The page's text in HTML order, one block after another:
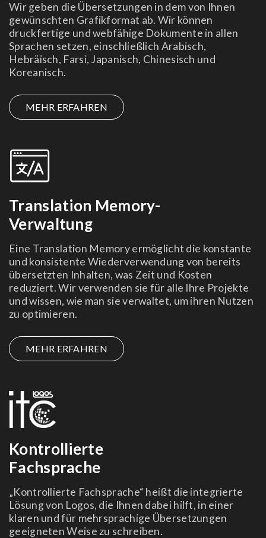
Wir geben die Übersetzungen in dem von Ihnen
gewünschten Grafikformat ab. Wir können
druckfertige und webfähige Dokumente in allen
Sprachen setzen, einschließlich Arabisch,
Hebräisch, Farsi, Japanisch, Chinesisch und
Koreanisch.
MEHR ERFAHREN
Translation Memory-
Verwaltung
Eine Translation Memory ermöglicht die konstante
und konsistente Wiederverwendung von bereits
übersetzten Inhalten, was Zeit und Kosten
reduziert. Wir verwenden sie für alle Ihre Projekte
und wissen, wie man sie verwaltet, um ihren Nutzen
zu optimieren.
MEHR ERFAHREN
Kontrollierte
Fachsprache
„Kontrollierte Fachsprache“ heißt die integrierte
Lösung von Logos, die Ihnen dabei hilft, in einer
klaren und für mehrsprachige Übersetzungen
geeigneten Weise zu schreiben.